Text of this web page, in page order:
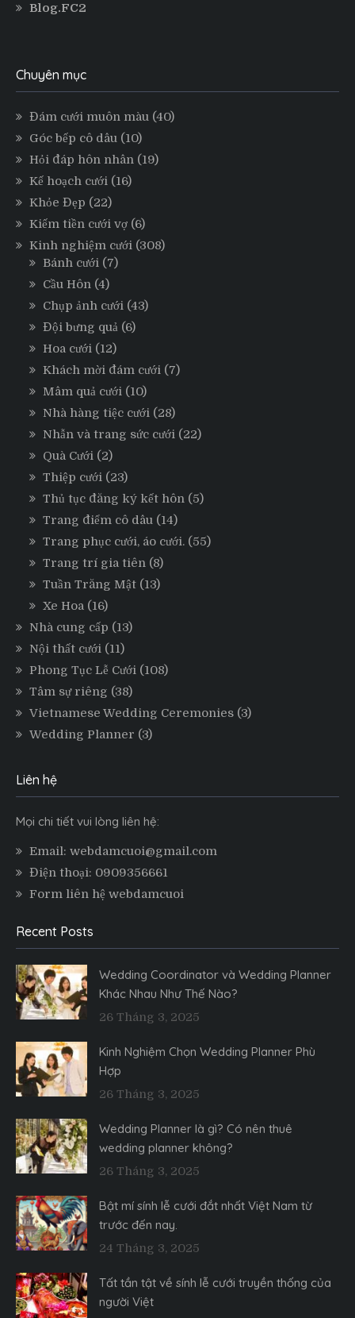
Blog.FC2
Chuyên mục
Đám cưới muôn màu (40)
Góc bếp cô dâu (10)
Hỏi đáp hôn nhân (19)
Kế hoạch cưới (16)
Khỏe Đẹp (22)
Kiếm tiền cưới vợ (6)
Kinh nghiệm cưới (308)
Bánh cưới (7)
Cầu Hôn (4)
Chụp ảnh cưới (43)
Đội bưng quả (6)
Hoa cưới (12)
Khách mời đám cưới (7)
Mâm quả cưới (10)
Nhà hàng tiệc cưới (28)
Nhẫn và trang sức cưới (22)
Quà Cưới (2)
Thiệp cưới (23)
Thủ tục đăng ký kết hôn (5)
Trang điểm cô dâu (14)
Trang phục cưới, áo cưới. (55)
Trang trí gia tiên (8)
Tuần Trăng Mật (13)
Xe Hoa (16)
Nhà cung cấp (13)
Nội thất cưới (11)
Phong Tục Lễ Cưới (108)
Tâm sự riêng (38)
Vietnamese Wedding Ceremonies (3)
Wedding Planner (3)
Liên hệ
Mọi chi tiết vui lòng liên hệ:
Email: webdamcuoi@gmail.com
Điện thoại: 0909356661
Form liên hệ webdamcuoi
Recent Posts
Wedding Coordinator và Wedding Planner
Khác Nhau Như Thế Nào?
26 Tháng 3, 2025
Kinh Nghiệm Chọn Wedding Planner Phù
Hợp
26 Tháng 3, 2025
Wedding Planner là gì? Có nên thuê
wedding planner không?
26 Tháng 3, 2025
Bật mí sính lễ cưới đắt nhất Việt Nam từ
trước đến nay.
24 Tháng 3, 2025
Tất tần tật về sính lễ cưới truyền thống của
người Việt